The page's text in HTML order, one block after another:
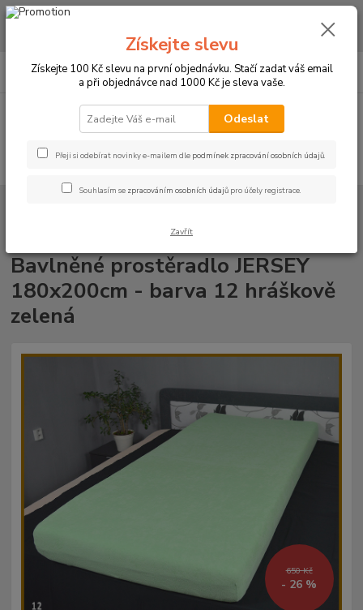
CHCETE NAKOUPIT VĚTŠÍ MNOŽSTVÍ NAŠICH PRODUKTŮ ZA LEPŠÍ
CZK
Hledat
+420 773 794 023
Pondělí-pátek 9-16 hodin
0
Bavlněné prostěradlo JERSEY
180x200cm - barva 12 hráškově
zelená
650 Kč
- 26 %
Získejte slevu
Získejte 100 Kč slevu na první objednávku. Stačí zadat váš email
a při objednávce nad 1000 Kč je sleva vaše.
Odeslat
Přeji si odebírat novinky e-mailem dle podmínek zpracování osobních údajů.
Souhlasím se zpracováním osobních údajů pro účely registrace.
Zavřít